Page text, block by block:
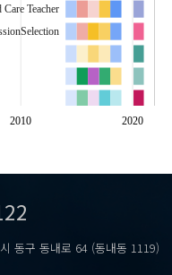
2010 2020
Teacher
소진
동구 동내로 64 (동내동 1119)